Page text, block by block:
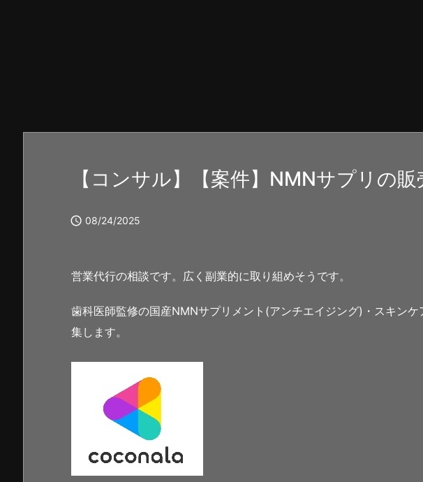
【コンサル】【案件】NMNサプリの販
 08/24/2025
営業代行の相談です。広く副業的に取り組めそうです。
歯科医師監修の国産NMNサプリメント(アンチエイジング)・スキン
集します。